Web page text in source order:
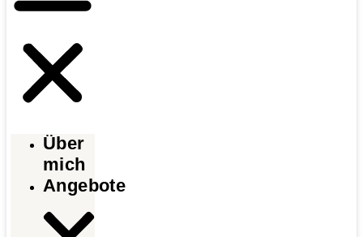
Über
mich
Angebote